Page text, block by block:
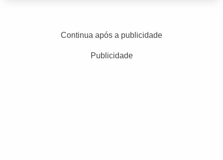
Continua após a publicidade
Publicidade